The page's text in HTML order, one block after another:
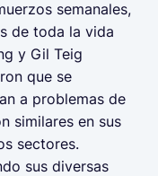
semanales,
de toda la vida
y Gil Teig
que se
a problemas de
similares en sus
sectores.
sus diversas